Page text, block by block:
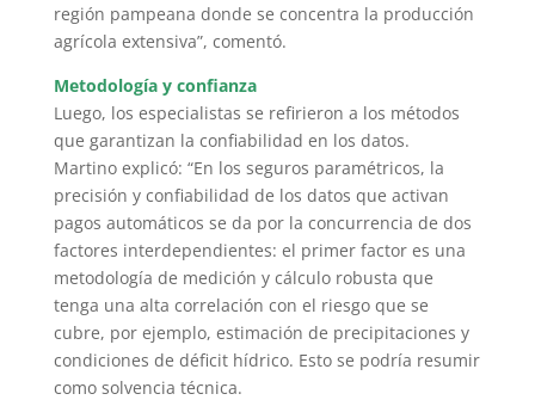
región pampeana donde se concentra la producción
agrícola extensiva”, comentó.
Metodología y confianza
Luego, los especialistas se refirieron a los métodos
que garantizan la confiabilidad en los datos.
Martino explicó: “En los seguros paramétricos, la
precisión y confiabilidad de los datos que activan
pagos automáticos se da por la concurrencia de dos
factores interdependientes: el primer factor es una
metodología de medición y cálculo robusta que
tenga una alta correlación con el riesgo que se
cubre, por ejemplo, estimación de precipitaciones y
condiciones de déficit hídrico. Esto se podría resumir
como solvencia técnica.